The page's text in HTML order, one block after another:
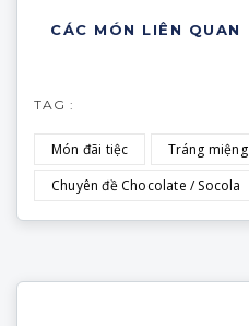
CÁC MÓN LIÊN QUAN
TAG :
Món đãi tiệc Tráng miệng
Chuyên đề Chocolate / Socola